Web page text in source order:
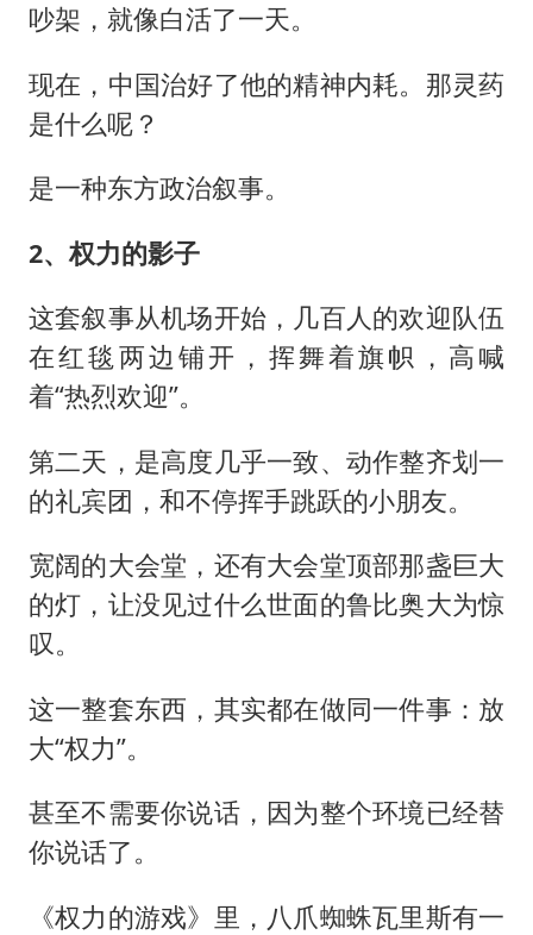
吵架，就像白活了一天。
现在，中国治好了他的精神内耗。那灵药
是什么呢？
是一种东方政治叙事。
2、权力的影子
这套叙事从机场开始，几百人的欢迎队伍
在红毯两边铺开，挥舞着旗帜，高喊
着“热烈欢迎”。
第二天，是高度几乎一致、动作整齐划一
的礼宾团，和不停挥手跳跃的小朋友。
宽阔的大会堂，还有大会堂顶部那盏巨大
的灯，让没见过什么世面的鲁比奥大为惊
叹。
这一整套东西，其实都在做同一件事：放
大“权力”。
甚至不需要你说话，因为整个环境已经替
你说话了。
《权力的游戏》里，八爪蜘蛛瓦里斯有一